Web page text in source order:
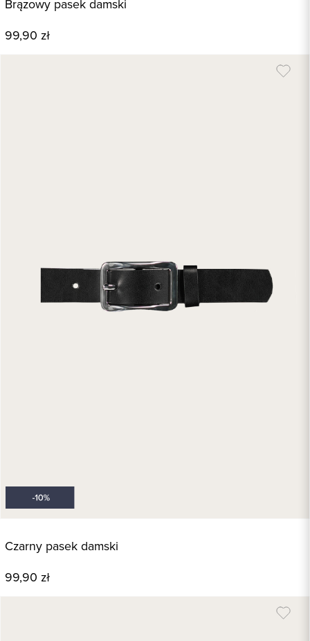
Brązowy pasek damski
99,90 zł
Czarny pasek damski
99,90 zł